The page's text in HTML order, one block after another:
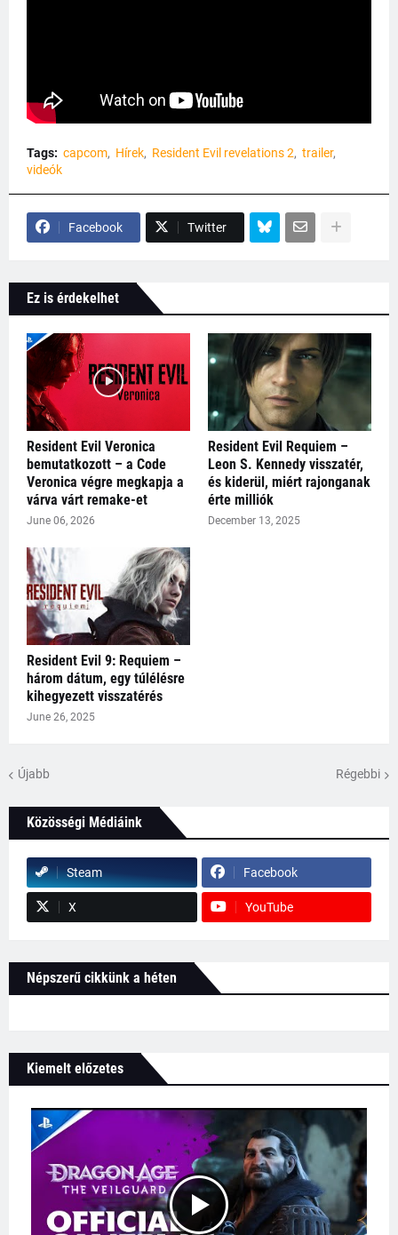
Tags: capcom Hírek Resident Evil revelations 2
trailer
videók
Facebook Twitter
Ez is érdekelhet
Resident Evil Veronica
bemutatkozott – a Code
Veronica végre megkapja a
várva várt remake-et
June 06, 2026
Resident Evil Requiem –
Leon S. Kennedy visszatér,
és kiderül, miért rajonganak
érte milliók
December 13, 2025
Resident Evil 9: Requiem –
három dátum, egy túlélésre
kihegyezett visszatérés
June 26, 2025
Újabb Régebbi
Közösségi Médiáink
Steam Facebook
X YouTube
Népszerű cikkünk a héten
Kiemelt előzetes